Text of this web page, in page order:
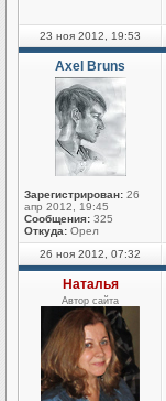
23 ноя 2012, 19:53
Axel Bruns
Зарегистрирован: 26
апр 2012, 19:45
Сообщения: 325
Откуда: Орел
26 ноя 2012, 07:32
Наталья
Автор сайта